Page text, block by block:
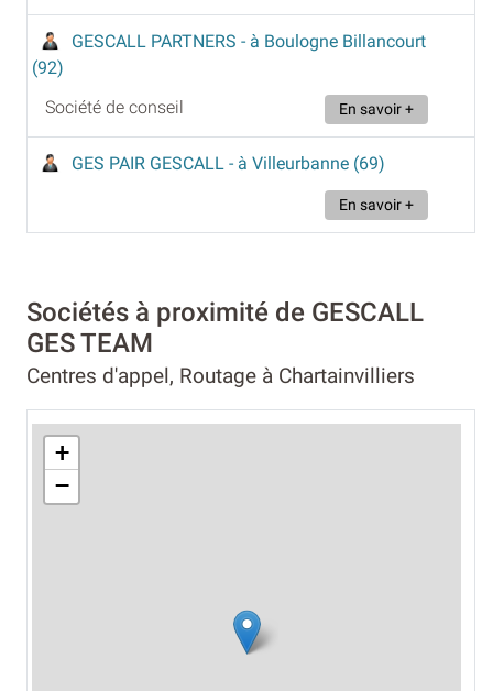
GESCALL PARTNERS - à Boulogne Billancourt
(92)
Société de conseil
En savoir +
GES PAIR GESCALL - à Villeurbanne (69)
En savoir +
Sociétés à proximité de GESCALL
GES TEAM
Centres d'appel, Routage à Chartainvilliers
+
−